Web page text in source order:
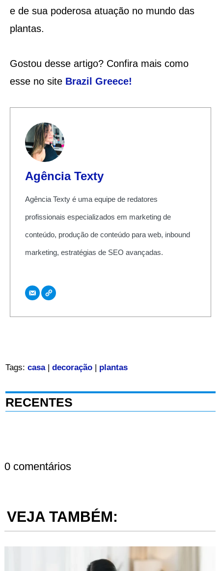
e de sua poderosa atuação no mundo das
plantas.
Gostou desse artigo? Confira mais como
esse no site Brazil Greece!
Agência Texty
Agência Texty é uma equipe de redatores
profissionais especializados em marketing de
conteúdo, produção de conteúdo para web, inbound
marketing, estratégias de SEO avançadas.
Tags: casa| decoração| plantas
RECENTES
0 comentários
VEJA TAMBÉM: